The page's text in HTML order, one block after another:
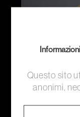
Questo sito
anonimi,